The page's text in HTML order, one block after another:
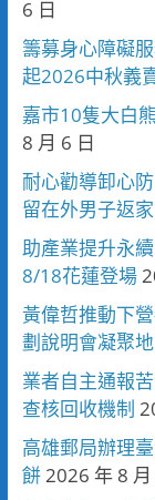
6 日
籌募身心障礙
起2026中秋義
嘉市10隻大白
8 月 6 日
耐心勸導卸心
留在外男子返家
助產業提升永
8/18花蓮登場
黃偉哲推動下
劃說明會凝聚
業者自主通報
查核回收機制
高雄郵局辦理
餅2026 年 8 月